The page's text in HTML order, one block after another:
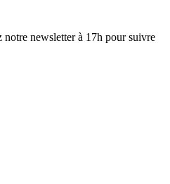
newsletter à 17h pour suivre